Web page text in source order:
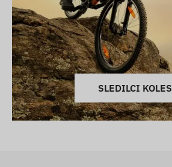
SLEDILCI KOLES